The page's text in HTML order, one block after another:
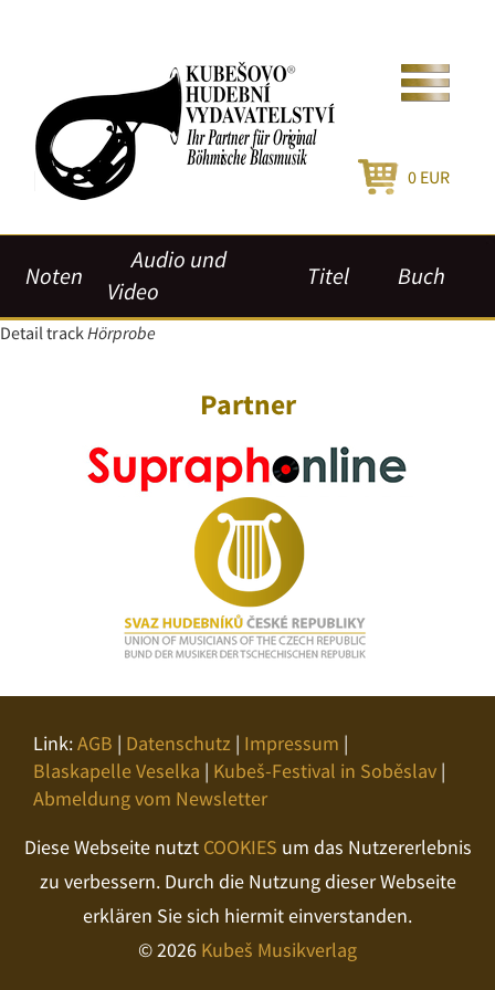
0 EUR
Noten
Audio und
Video
Titel Buch
Detail trackHörprobe
Partner
Link:AGB | Datenschutz | Impressum |
Blaskapelle Veselka | Kubeš-Festival in Soběslav |
Abmeldung vom Newsletter
Diese Webseite nutzt COOKIES um das Nutzererlebnis
zu verbessern. Durch die Nutzung dieser Webseite
erklären Sie sich hiermit einverstanden.
© 2026 Kubeš Musikverlag